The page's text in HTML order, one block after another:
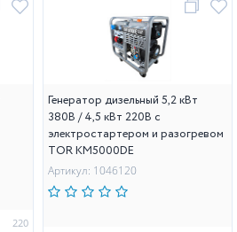
220
Генератор дизельный 5,2 кВт
380В / 4,5 кВт 220В с
электростартером и разогревом
TOR KM5000DE
Артикул: 1046120